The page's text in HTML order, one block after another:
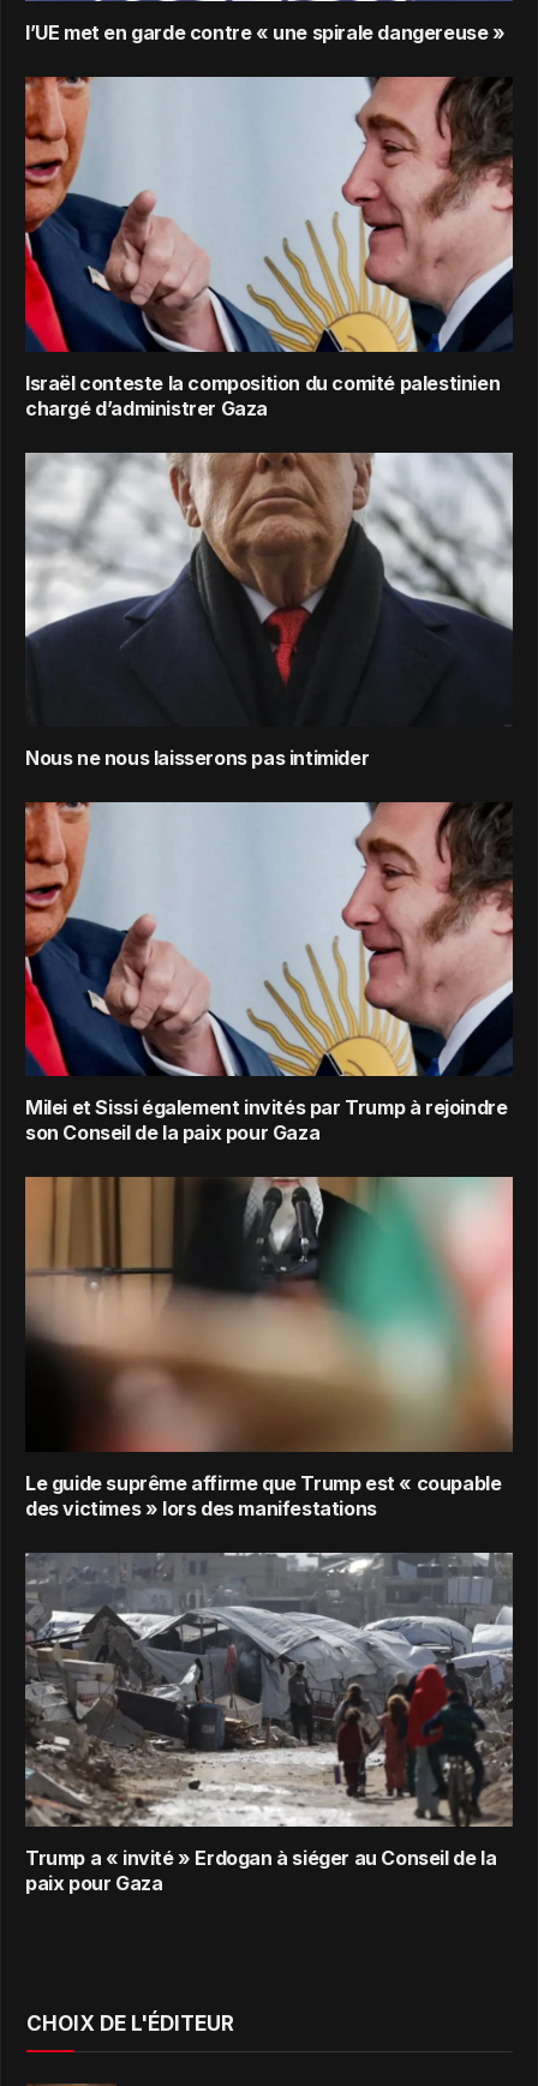
l’UE met en garde contre « une spirale dangereuse »
Israël conteste la composition du comité palestinien
chargé d’administrer Gaza
Nous ne nous laisserons pas intimider
Milei et Sissi également invités par Trump à rejoindre
son Conseil de la paix pour Gaza
Le guide suprême affirme que Trump est « coupable
des victimes » lors des manifestations
Trump a « invité » Erdogan à siéger au Conseil de la
paix pour Gaza
CHOIX DE L'ÉDITEUR